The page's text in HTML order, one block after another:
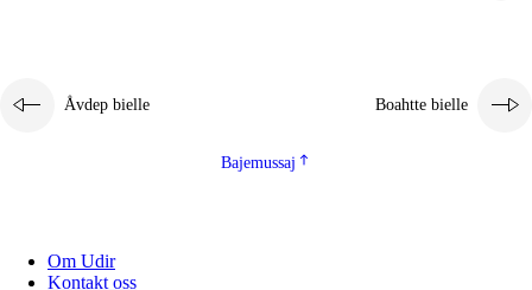
Åvdep bielle Boahtte bielle
Bajemussaj
Om Udir
Kontakt oss